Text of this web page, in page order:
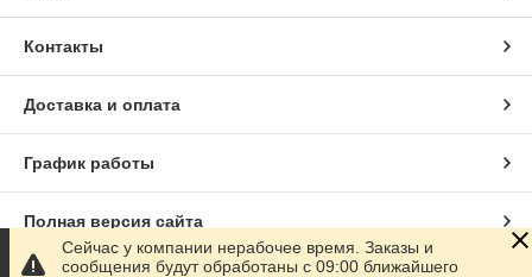
Контакты
Доставка и оплата
График работы
Полная версия сайта
Сейчас у компании нерабочее время. Заказы и
сообщения будут обработаны с 09:00 ближайшего